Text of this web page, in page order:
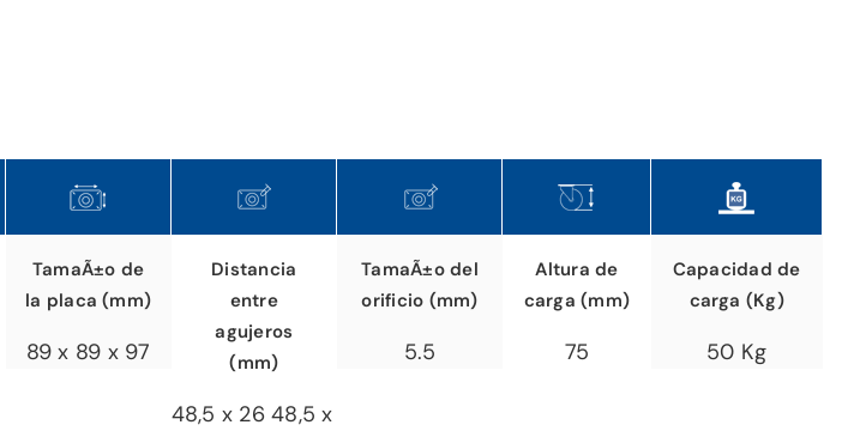
TamaÃ±o de
la placa (mm)
89 x 89 x 97
Distancia
entre
agujeros
(mm)
48,5 x 26 48,5 x
TamaÃ±o del
orificio (mm)
5.5
Altura de
carga (mm)
75
Capacidad de
carga (Kg)
50 Kg